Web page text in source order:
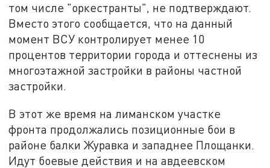
том числе "оркестранты", не подтверждают.
Вместо этого сообщается, что на данный
момент ВСУ контролирует менее 10
процентов территории города и оттеснены из
многоэтажной застройки в районы частной
застройки.
В этот же время на лиманском участке
фронта продолжались позиционные бои в
районе балки Журавка и западнее Площанки.
Идут боевые действия и на авдеевском